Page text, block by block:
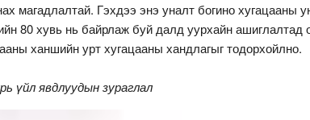
магадлалтай. Гэхдээ энэ уналт богино хугацааны
80 хувь нь байрлаж буй далд уурхайн ашиглалтад
ханшийн урт хугацааны хандлагыг тодорхойлно.
үйл явдлуудын зураглал